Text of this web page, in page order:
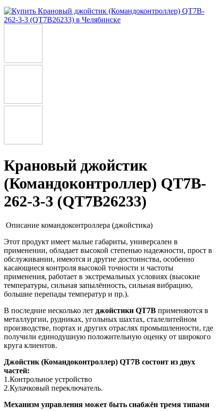
Крановый джойстик
(Командоконтроллер) QT7B-
262-3-3 (QT7B26233)
Описание командоконтроллера (джойстика)
Этот продукт имеет малые габариты, универсален в
применении, обладает высокой степенью надежности, прост в
обслуживании, имеются и другие достоинства, особенно
касающиеся контроля высокой точности и частоты
применения, работает в экстремальных условиях (высокие
температуры, сильная запылённость, сильная вибрацию,
большие перепады температур и пр.).
В последние несколько лет джойстики QT7B применяются в
металлургии, рудниках, угольных шахтах, сталелитейном
производстве, портах и других отраслях промышленности, где
получили единодушную положительную оценку от широкого
круга клиентов.
Джойстик (Командоконтроллер) QT7B состоит из двух
частей:
1.Контрольное устройство
2.Кулачковый переключатель.
Механизм управления может быть снабжён тремя типами